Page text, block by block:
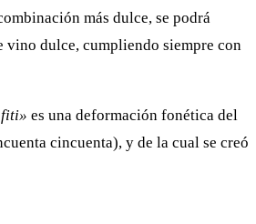
más dulce, se podrá
vino dulce, cumpliendo siempre con
es una deformación fonética del
cincuenta), y de la cual se creó